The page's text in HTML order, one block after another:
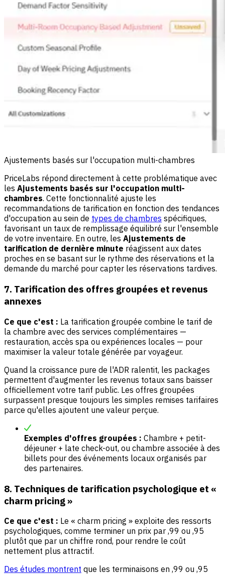
Ajustements basés sur l'occupation multi-chambres
PriceLabs répond directement à cette problématique avec
les Ajustements basés sur l'occupation multi-
chambres. Cette fonctionnalité ajuste les
recommandations de tarification en fonction des tendances
d'occupation au sein de types de chambres spécifiques,
favorisant un taux de remplissage équilibré sur l'ensemble
de votre inventaire. En outre, les Ajustements de
tarification de dernière minute réagissent aux dates
proches en se basant sur le rythme des réservations et la
demande du marché pour capter les réservations tardives.
7. Tarification des offres groupées et revenus
annexes
Ce que c'est : La tarification groupée combine le tarif de
la chambre avec des services complémentaires —
restauration, accès spa ou expériences locales — pour
maximiser la valeur totale générée par voyageur.
Quand la croissance pure de l'ADR ralentit, les packages
permettent d'augmenter les revenus totaux sans baisser
officiellement votre tarif public. Les offres groupées
surpassent presque toujours les simples remises tarifaires
parce qu'elles ajoutent une valeur perçue.
Exemples d'offres groupées : Chambre + petit-
déjeuner + late check-out, ou chambre associée à des
billets pour des événements locaux organisés par
des partenaires.
8. Techniques de tarification psychologique et «
charm pricing »
Ce que c'est : Le « charm pricing » exploite des ressorts
psychologiques, comme terminer un prix par ,99 ou ,95
plutôt que par un chiffre rond, pour rendre le coût
nettement plus attractif.
Des études montrent que les terminaisons en ,99 ou ,95